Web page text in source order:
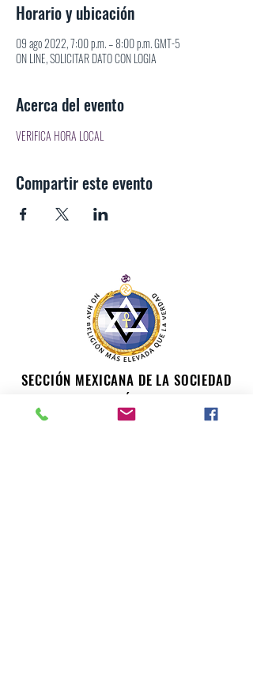
Horario y ubicación
09 ago 2022, 7:00 p.m. – 8:00 p.m. GMT-5
ON LINE, SOLICITAR DATO CON LOGIA
Acerca del evento
VERIFICA HORA LOCAL
Compartir este evento
SECCIÓN MEXICANA DE LA SOCIEDAD
TEOSÓFICA